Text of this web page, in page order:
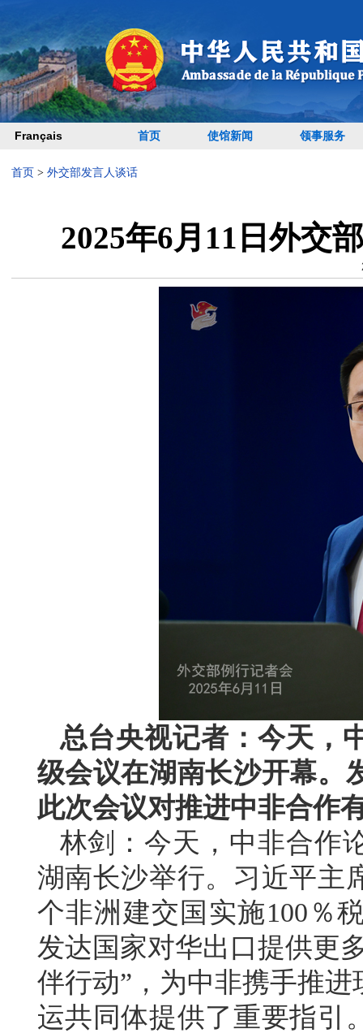
Français 首页 使馆新闻 领事服务
首页 > 外交部发言人谈话
2025年6月11日外交
总台央视记者：今天，
级会议在湖南长沙开幕。
此次会议对推进中非合作
林剑：今天，中非合作
湖南长沙举行。习近平主
个非洲建交国实施100％
发达国家对华出口提供更
伴行动”，为中非携手推
运共同体提供了重要指引